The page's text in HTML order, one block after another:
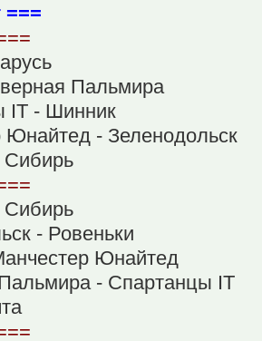
===
Пальмира
IT - Шинник
Юнайтед - Зеленодольск
Сибирь
Сибирь
- Ровеньки
Юнайтед
- Спартанцы IT